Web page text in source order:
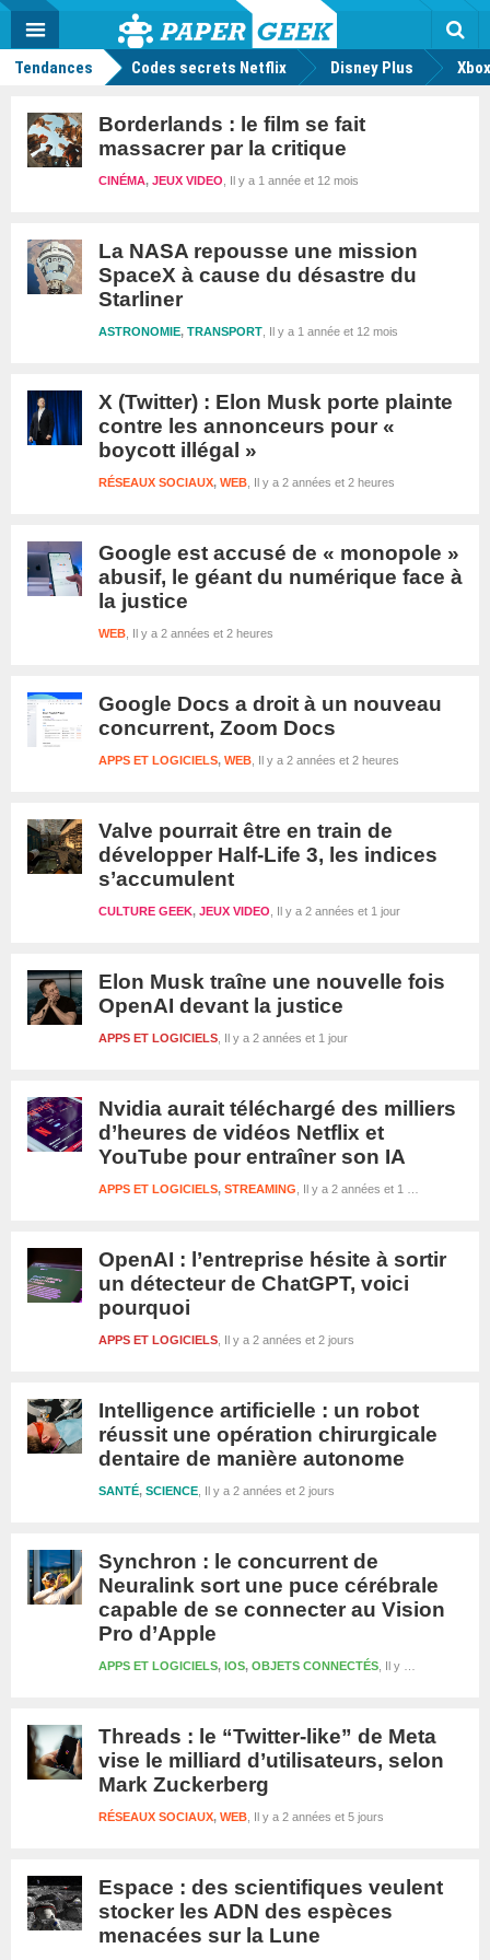
Actu
geek
MENU
Tendances Codes secrets Netflix Disney Plus
Borderlands : le film se fait
massacrer par la critique
Il y a 1 année et 12 mois
CINÉMA, JEUX VIDEO
La NASA repousse une mission
SpaceX à cause du désastre du
Starliner
Il y a 1 année et 12 mois
ASTRONOMIE, TRANSPORT
X (Twitter) : Elon Musk porte plainte
contre les annonceurs pour «
boycott illégal »
Il y a 2 années et 2 heures
RÉSEAUX SOCIAUX, WEB
Google est accusé de « monopole »
abusif, le géant du numérique face à
la justice
Il y a 2 années et 2 heures
WEB
Google Docs a droit à un nouveau
concurrent, Zoom Docs
Il y a 2 années et 2 heures
APPS ET LOGICIELS, WEB
Valve pourrait être en train de
développer Half-Life 3, les indices
s’accumulent
Il y a 2 années et 1 jour
CULTURE GEEK, JEUX VIDEO
Elon Musk traîne une nouvelle fois
OpenAI devant la justice
Il y a 2 années et 1 jour
APPS ET LOGICIELS
Nvidia aurait téléchargé des milliers
d’heures de vidéos Netflix et
YouTube pour entraîner son IA
Il y a 2 années et 1 jour
APPS ET LOGICIELS, STREAMING
OpenAI : l’entreprise hésite à sortir
un détecteur de ChatGPT, voici
pourquoi
Il y a 2 années et 2 jours
APPS ET LOGICIELS
Intelligence artificielle : un robot
réussit une opération chirurgicale
dentaire de manière autonome
Il y a 2 années et 2 jours
SANTÉ, SCIENCE
Synchron : le concurrent de
Neuralink sort une puce cérébrale
capable de se connecter au Vision
Pro d’Apple
Il y a 2 années et 2 jours
APPS ET LOGICIELS, IOS, OBJETS CONNECTÉS
Threads : le “Twitter-like” de Meta
vise le milliard d’utilisateurs, selon
Mark Zuckerberg
Il y a 2 années et 5 jours
RÉSEAUX SOCIAUX, WEB
Espace : des scientifiques veulent
stocker les ADN des espèces
menacées sur la Lune
Mode
FacebookTwitter Youtube